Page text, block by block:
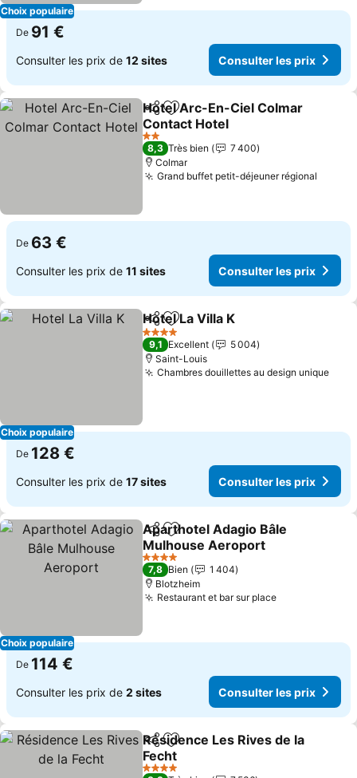
Choix populaire
De 91 €
Consulter les prix de 12 sites Consulter les prix
PartagerAjouter à mes favoris
Hotel Arc-En-Ciel Colmar
Contact Hotel
Consulter les prix
2 Étoiles
8,3 Très bien
7 400
Colmar
Grand buffet petit-déjeuner régional
De 63 €
Consulter les prix de 11 sites Consulter les prix
Choix populaire
PartagerAjouter à mes favoris
Hotel La Villa K
4 Étoiles
9,1 Excellent
5 004
Saint-Louis
Chambres douillettes au design unique
De 128 €
Consulter les prix de 17 sites Consulter les prix
Choix populaire
PartagerAjouter à mes favoris
Aparthotel Adagio Bâle
Mulhouse Aeroport
Consulter les prix
4 Étoiles
7,8 Bien
1 404
Blotzheim
Restaurant et bar sur placeConsulter
De 114 €
Consulter les prix de 2 sites Consulter les prix
PartagerAjouter à mes favoris
Résidence Les Rives de la
Fecht
Consulter les prix
4 Étoiles